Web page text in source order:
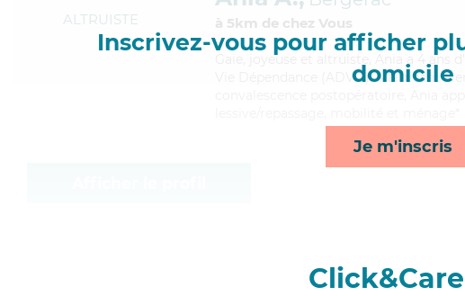
Inscrivez-vous pour afficher
domicile
Je m'inscris
ALTRUISTE à 5km de chez Vous
, joyeuse et altruiste, Ania a 4 ans
Vie Dépendance (ADVD). Maitrisant